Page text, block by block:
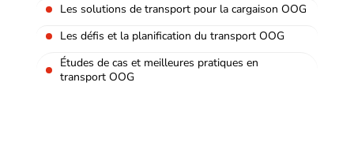
Les solutions de transport pour la cargaison OOG
Les défis et la planification du transport OOG
Études de cas et meilleures pratiques en
transport OOG